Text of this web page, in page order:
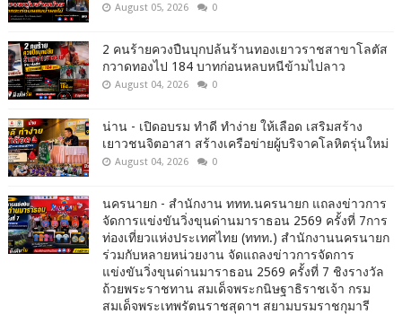
August 05, 2026 0
2 คนร้ายควงปืนบุกปล้นร้านทองเยาวราชสาขาโลตัส
กวาดทองไป 184 บาทก่อนหลบหนีข้ามไปลาว
August 04, 2026 0
น่าน - เปิดอบรม ทำดี ทำง่าย ให้เลือด เสริมสร้าง
เยาวชนจิตอาสา สร้างเครือข่ายผู้บริจาคโลหิตรุ่นใหม่
August 04, 2026 0
นครนายก - สำนักงาน ททท.นครนายก แถลงข่าวการ
จัดการแข่งขันวิ่งขุนด่านมาราธอน 2569 ครั้งที่ 7การ
ท่องเที่ยวแห่งประเทศไทย (ททท.) สำนักงานนครนายก
ร่วมกับหลายหน่วยงาน จัดแถลงข่าวการจัดการ
แข่งขันวิ่งขุนด่านมาราธอน 2569 ครั้งที่ 7 ชิงรางวัล
ถ้วยพระราชทาน สมเด็จพระกนิษฐาธิราชเจ้า กรม
สมเด็จพระเทพรัตนราชสุดาฯ สยามบรมราชกุมารี